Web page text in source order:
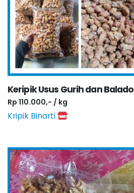
Keripik Usus Gurih dan Balado
Rp 110.000,- / kg
Kripik Binarti